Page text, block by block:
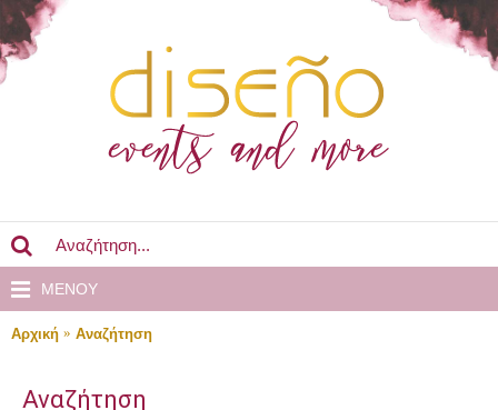
MENOY
Αρχική Αναζήτηση
Αναζήτηση